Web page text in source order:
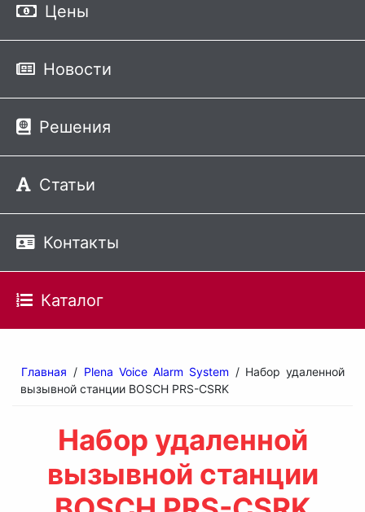
Цены
Новости
Решения
Статьи
Контакты
Каталог
Главная / Plena Voice Alarm System / Набор удаленной
вызывной станции BOSCH PRS-CSRK
Набор удаленной
вызывной станции